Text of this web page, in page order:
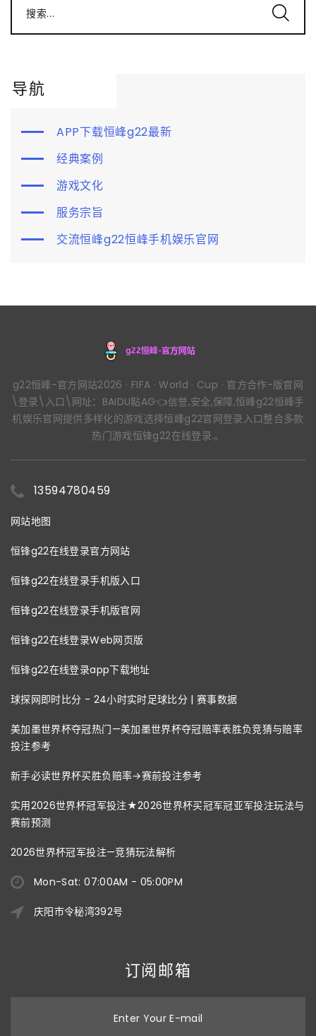
搜索...
导航
APP下载恒峰g22最新
经典案例
游戏文化
服务宗旨
交流恒峰g22恒峰手机娱乐官网
g22恒峰-官方网站2026 · FIFA · World · Cup · 官方合作-版官网
\登录\入口\网址：BAIDU點AG👈信誉,安全,保障,恒峰g22恒峰手
机娱乐官网提供多样化的游戏选择恒峰g22官网登录入口整合多款
热门游戏恒锋g22在线登录.。
13594780459
网站地图
恒锋g22在线登录官方网站
恒锋g22在线登录手机版入口
恒锋g22在线登录手机版官网
恒锋g22在线登录Web网页版
恒锋g22在线登录app下载地址
球探网即时比分 - 24小时实时足球比分 | 赛事数据
美加墨世界杯夺冠热门—美加墨世界杯夺冠赔率表胜负竞猜与赔率
投注参考
新手必读世界杯买胜负赔率→赛前投注参考
实用2026世界杯冠军投注★2026世界杯买冠军冠亚军投注玩法与
赛前预测
2026世界杯冠军投注—竞猜玩法解析
Mon-Sat: 07:00AM - 05:00PM
庆阳市令秘湾392号
订阅邮箱
Enter Your E-mail